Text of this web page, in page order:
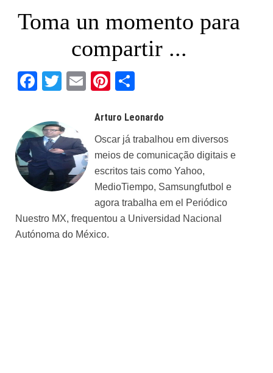
Toma un momento para
compartir ...
Facebook
Twitter
EmailPinterest
Arturo Leonardo
Oscar já trabalhou em diversos
meios de comunicação digitais e
escritos tais como Yahoo,
MedioTiempo, Samsungfutbol e
agora trabalha em el Periódico
Nuestro MX, frequentou a Universidad Nacional
Autónoma do México.